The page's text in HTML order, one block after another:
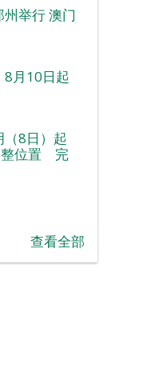
举行 澳门
月10日起
（8日）起
整位置 完
查看全部